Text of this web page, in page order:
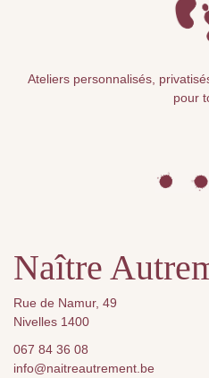
Ateliers personnalisés,
pour
Naître
Rue de Namur, 49
Nivelles 1400
067 84 36 08
info@naitreautrement.be